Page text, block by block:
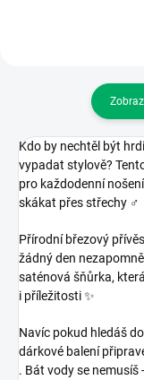
Kdo by nechtěl být
vypadat stylově?
pro každodenní
skákat přes střechy ‍♂️
Přírodní březový
žádný den
saténová šňůrka,
i příležitosti✨
Navíc pokud hledáš
dárkové balení
. Bát vody se